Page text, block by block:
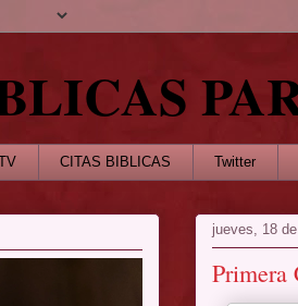
CITAS BIBLICAS Twitter
jueves, 18
Primera